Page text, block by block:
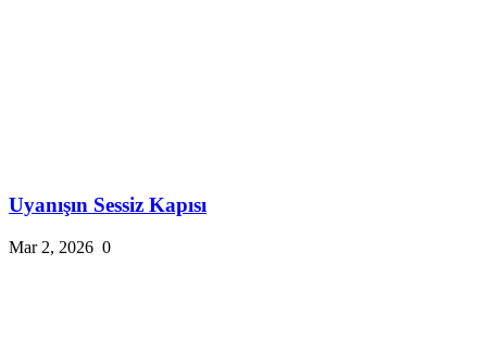
Uyanışın Sessiz Kapısı
Mar 2, 2026 0